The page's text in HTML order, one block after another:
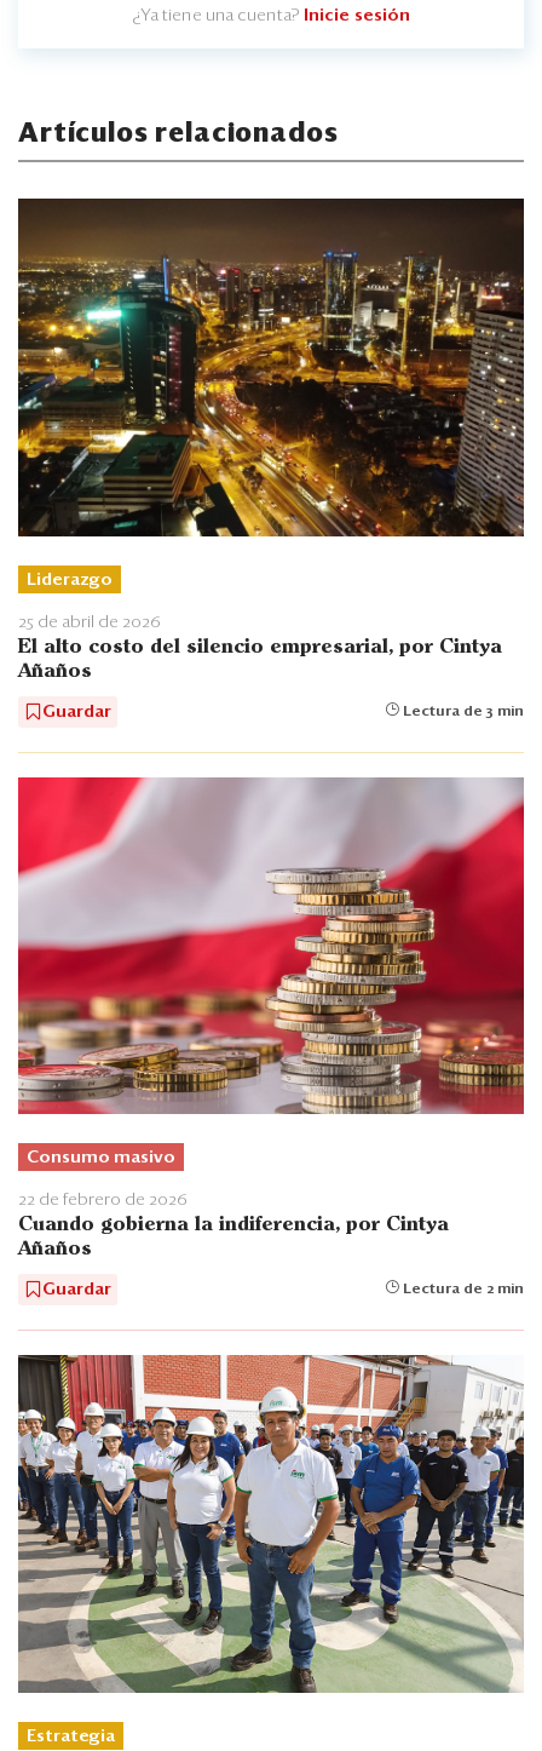
¿Ya tiene una cuenta? Inicie sesión
Artículos relacionados
Liderazgo
25 de abril de 2026
El alto costo del silencio empresarial, por Cintya
Añaños
Guardar Lectura de 3 min
Consumo masivo
22 de febrero de 2026
Cuando gobierna la indiferencia, por Cintya
Añaños
Guardar Lectura de 2 min
Estrategia